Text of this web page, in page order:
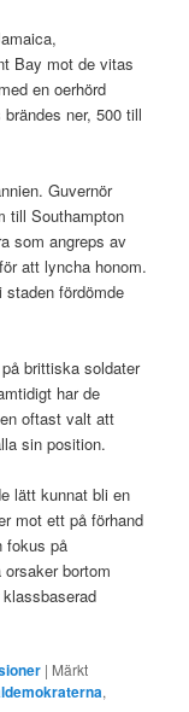
Bay mot de vitas
en oerhörd
ner, 500 till
Guvernör
till Southampton
som angreps av
att lyncha honom.
fördömde
brittiska soldater
har de
oftast valt att
sin position.
lätt kunnat bli en
mot ett på förhand
fokus på
bortom
| Märkt
,